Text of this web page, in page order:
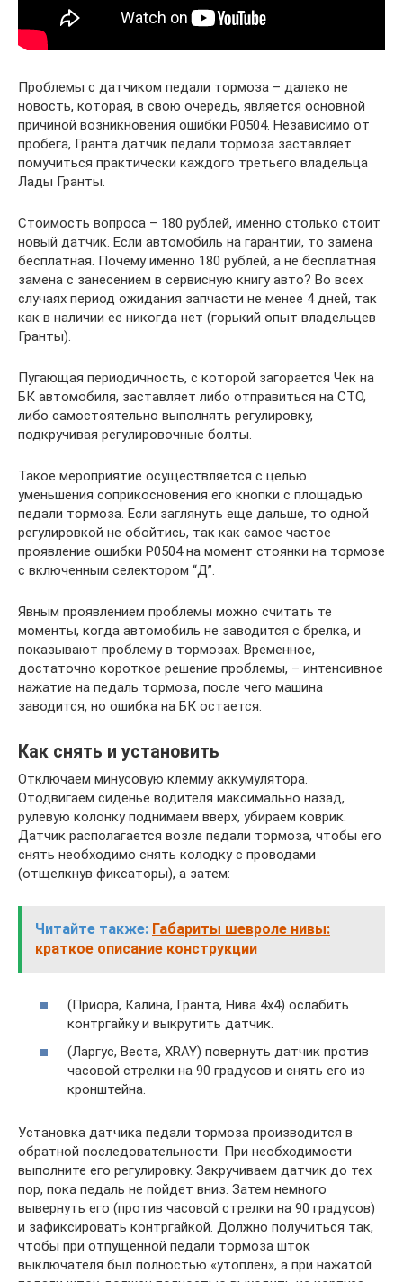
Проблемы с датчиком педали тормоза – далеко не
новость, которая, в свою очередь, является основной
причиной возникновения ошибки Р0504. Независимо от
пробега, Гранта датчик педали тормоза заставляет
помучиться практически каждого третьего владельца
Лады Гранты.
Стоимость вопроса – 180 рублей, именно столько стоит
новый датчик. Если автомобиль на гарантии, то замена
бесплатная. Почему именно 180 рублей, а не бесплатная
замена с занесением в сервисную книгу авто? Во всех
случаях период ожидания запчасти не менее 4 дней, так
как в наличии ее никогда нет (горький опыт владельцев
Гранты).
Пугающая периодичность, с которой загорается Чек на
БК автомобиля, заставляет либо отправиться на СТО,
либо самостоятельно выполнять регулировку,
подкручивая регулировочные болты.
Такое мероприятие осуществляется с целью
уменьшения соприкосновения его кнопки с площадью
педали тормоза. Если заглянуть еще дальше, то одной
регулировкой не обойтись, так как самое частое
проявление ошибки Р0504 на момент стоянки на тормозе
с включенным селектором “Д”.
Явным проявлением проблемы можно считать те
моменты, когда автомобиль не заводится с брелка, и
показывают проблему в тормозах. Временное,
достаточно короткое решение проблемы, – интенсивное
нажатие на педаль тормоза, после чего машина
заводится, но ошибка на БК остается.
Как снять и установить
Отключаем минусовую клемму аккумулятора.
Отодвигаем сиденье водителя максимально назад,
рулевую колонку поднимаем вверх, убираем коврик.
Датчик располагается возле педали тормоза, чтобы его
снять необходимо снять колодку с проводами
(отщелкнув фиксаторы), а затем:
Читайте также: Габариты шевроле нивы:
краткое описание конструкции
(Приора, Калина, Гранта, Нива 4х4) ослабить
контргайку и выкрутить датчик.
(Ларгус, Веста, XRAY) повернуть датчик против
часовой стрелки на 90 градусов и снять его из
кронштейна.
Установка датчика педали тормоза производится в
обратной последовательности. При необходимости
выполните его регулировку. Закручиваем датчик до тех
пор, пока педаль не пойдет вниз. Затем немного
вывернуть его (против часовой стрелки на 90 градусов)
и зафиксировать контргайкой. Должно получиться так,
чтобы при отпущенной педали тормоза шток
выключателя был полностью «утоплен», а при нажатой